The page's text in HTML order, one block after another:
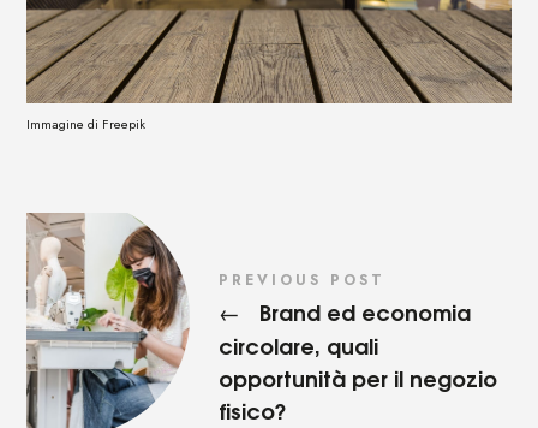
Immagine di Freepik
PREVIOUS POST
←
Brand ed economia
circolare, quali
opportunità per il negozio
fisico?